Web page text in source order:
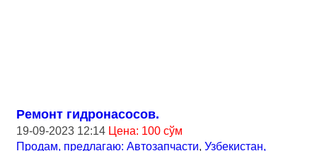
Ремонт гидронасосов.
19-09-2023 12:14 Цена: 100 сўм
Продам, предлагаю: Автозапчасти, Узбекистан,